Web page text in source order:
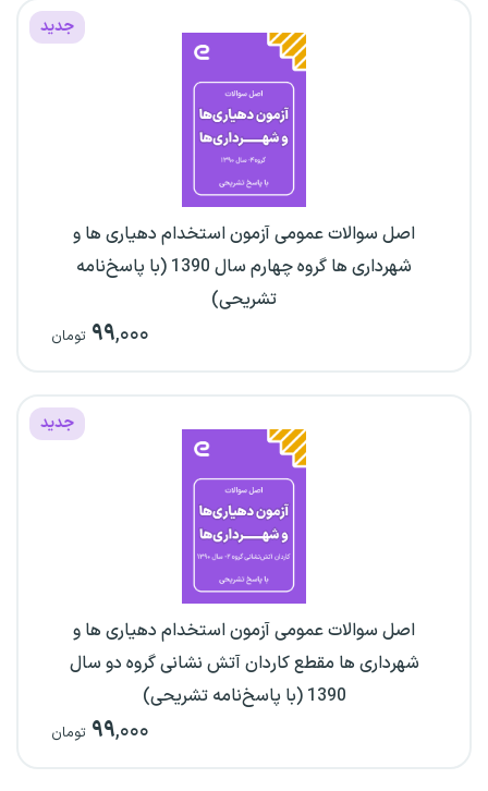
جدید
اصل سوالات عمومی آزمون استخدام دهیاری ها و
شهرداری ها گروه چهارم سال 1390 (با پاسخ‌نامه
تشریحی)
۹۹,۰۰۰ تومان
جدید
اصل سوالات عمومی آزمون استخدام دهیاری ها و
شهرداری ها مقطع کاردان آتش نشانی گروه دو سال
1390 (با پاسخ‌نامه تشریحی)
۹۹,۰۰۰ تومان